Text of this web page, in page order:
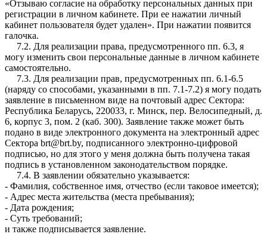
«Отзываю согласие на обработку персональных данных при
регистрации в личном кабинете. При ее нажатии личный
кабинет пользователя будет удален». При нажатии появится
галочка.
7.2. Для реализации права, предусмотренного пп. 6.3, я
могу изменить свои персональные данные в личном кабинете
самостоятельно.
7.3. Для реализации прав, предусмотренных пп. 6.1-6.5
(наряду со способами, указанными в пп. 7.1-7.2) я могу подать
заявление в письменном виде на почтовый адрес Сектора:
Республика Беларусь, 220033, г. Минск, пер. Велосипедный, д.
6, корпус 3, пом. 2 (каб. 300). Заявление также может быть
подано в виде электронного документа на электронный адрес
Сектора brt@brt.by, подписанного электронно-цифровой
подписью, но для этого у меня должна быть получена такая
подпись в установленном законодательством порядке.
7.4. В заявлении обязательно указывается:
- Фамилия, собственное имя, отчество (если таковое имеется);
- Адрес места жительства (места пребывания);
- Дата рождения;
- Суть требований;
и также подписывается заявление.